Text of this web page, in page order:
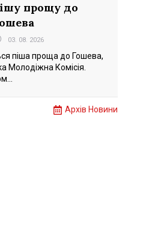
прощу до
03. 08. 2026
піша проща до Гошева,
Молодіжна Комісія.
Архів Новини